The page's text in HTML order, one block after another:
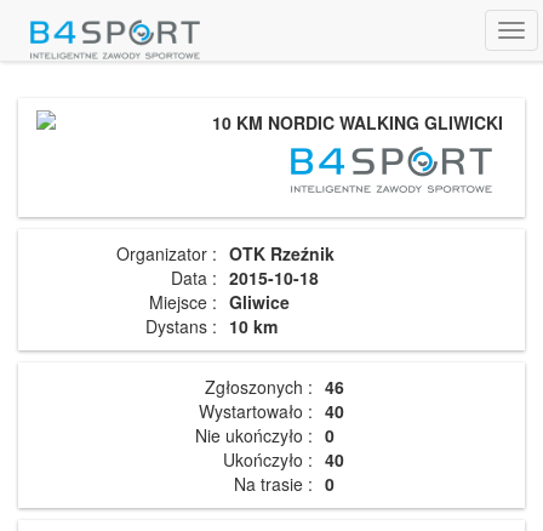
10 KM NORDIC WALKING GLIWICKI
Organizator : OTK Rzeźnik
Data : 2015-10-18
Miejsce : Gliwice
Dystans : 10 km
Zgłoszonych : 46
Wystartowało : 40
Nie ukończyło : 0
Ukończyło : 40
Na trasie : 0